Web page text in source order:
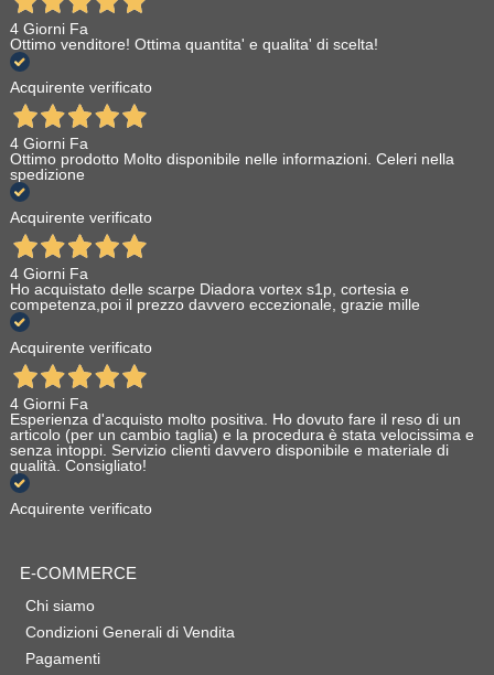
4 Giorni Fa
Ottimo venditore! Ottima quantita' e qualita' di scelta!
Acquirente verificato
4 Giorni Fa
Ottimo prodotto Molto disponibile nelle informazioni. Celeri nella
spedizione
Acquirente verificato
4 Giorni Fa
Ho acquistato delle scarpe Diadora vortex s1p, cortesia e
competenza,poi il prezzo davvero eccezionale, grazie mille
Acquirente verificato
4 Giorni Fa
Esperienza d'acquisto molto positiva. Ho dovuto fare il reso di un
articolo (per un cambio taglia) e la procedura è stata velocissima e
senza intoppi. Servizio clienti davvero disponibile e materiale di
qualità. Consigliato!
Acquirente verificato
E-COMMERCE
Chi siamo
Condizioni Generali di Vendita
Pagamenti